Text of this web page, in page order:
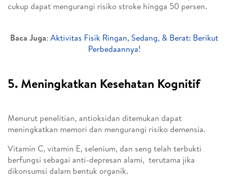
cukup dapat mengurangi risiko stroke hingga 50 persen.
Baca Juga: Aktivitas Fisik Ringan, Sedang, & Berat: Berikut
Perbedaannya!
5. Meningkatkan Kesehatan Kognitif
Menurut penelitian, antioksidan ditemukan dapat
meningkatkan memori dan mengurangi risiko demensia.
Vitamin C, vitamin E, selenium, dan seng telah terbukti
berfungsi sebagai anti-depresan alami, terutama jika
dikonsumsi dalam bentuk organik.